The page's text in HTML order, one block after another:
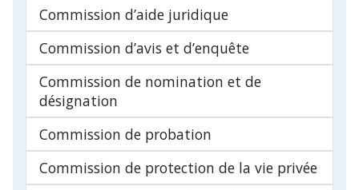
Commission d’aide juridique
Commission d’avis et d’enquête
Commission de nomination et de
désignation
Commission de probation
Commission de protection de la vie privée